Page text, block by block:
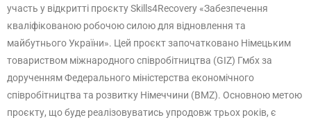
участь у відкритті проєкту Skills4Recovery «Забезпечення
кваліфікованою робочою силою для відновлення та
майбутнього України». Цей проєкт започатковано Німецьким
товариством міжнародного співробітництва (GIZ) Гмбх за
дорученням Федерального міністерства економічного
співробітництва та розвитку Німеччини (BMZ). Основною метою
проєкту, що буде реалізовуватись упродовж трьох років, є